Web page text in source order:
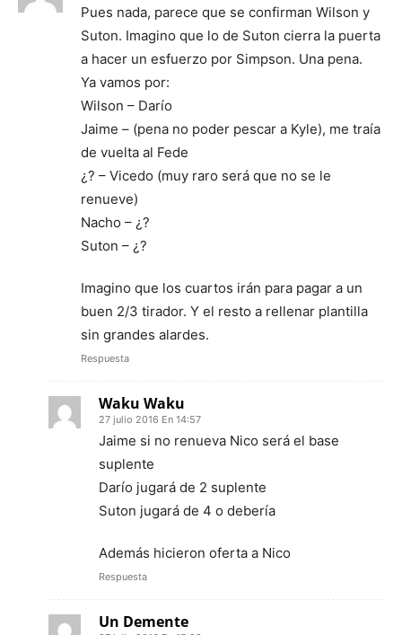
Pues nada, parece que se confirman Wilson y
Suton. Imagino que lo de Suton cierra la puerta
a hacer un esfuerzo por Simpson. Una pena.
Ya vamos por:
Wilson – Darío
Jaime – (pena no poder pescar a Kyle), me traía
de vuelta al Fede
¿? – Vicedo (muy raro será que no se le
renueve)
Nacho – ¿?
Suton – ¿?
Imagino que los cuartos irán para pagar a un
buen 2/3 tirador. Y el resto a rellenar plantilla
sin grandes alardes.
Respuesta
Waku Waku
27 julio 2016 En 14:57
Jaime si no renueva Nico será el base
suplente
Darío jugará de 2 suplente
Suton jugará de 4 o debería
Además hicieron oferta a Nico
Respuesta
Un Demente